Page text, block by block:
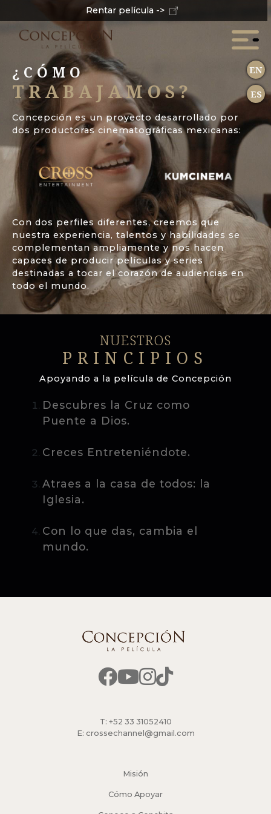
Rentar película ->
EN
ES
¿CÓMO
TRABAJAMOS?
Concepción es un proyecto desarrollado por
dos productoras cinematográficas mexicanas:
Con dos perfiles diferentes, creemos que
nuestra experiencia, talentos y habilidades se
complementan ampliamente y nos hacen
capaces de producir películas y series
destinadas a tocar el corazón de audiencias en
todo el mundo.
NUESTROS
PRINCIPIOS
Apoyando a la película de Concepción
Descubres la Cruz como
Puente a Dios.
Creces Entreteniéndote.
Atraes a la casa de todos: la
Iglesia.
Con lo que das, cambia el
mundo.
Misión
Cómo Apoyar
T: +52 33 31052410
E: crossechannel@gmail.com